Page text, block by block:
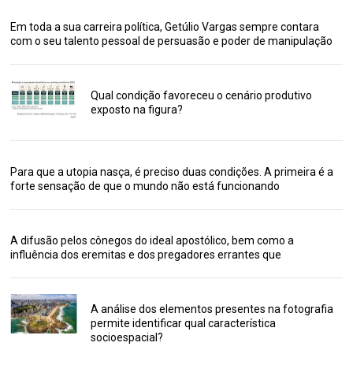
Em toda a sua carreira política, Getúlio Vargas sempre contara
com o seu talento pessoal de persuasão e poder de manipulação
Qual condição favoreceu o cenário produtivo
exposto na figura?
Para que a utopia nasça, é preciso duas condições. A primeira é a
forte sensação de que o mundo não está funcionando
A difusão pelos cônegos do ideal apostólico, bem como a
influência dos eremitas e dos pregadores errantes que
A análise dos elementos presentes na fotografia
permite identificar qual característica
socioespacial?